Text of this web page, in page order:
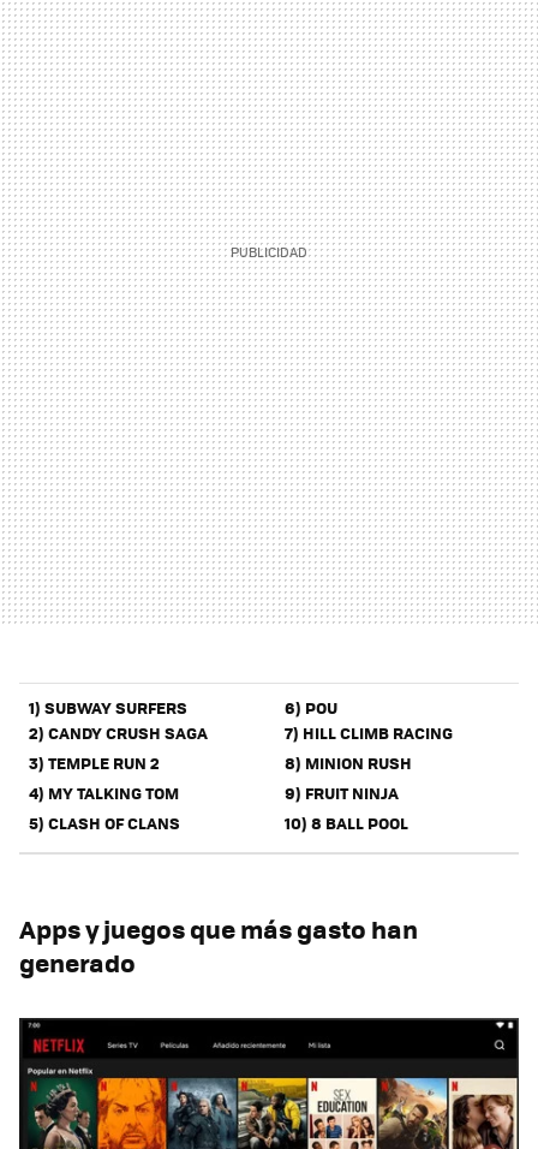
1) SUBWAY SURFERS
2) CANDY CRUSH SAGA
3) TEMPLE RUN 2
4) MY TALKING TOM
5) CLASH OF CLANS
6) POU
7) HILL CLIMB RACING
8) MINION RUSH
9) FRUIT NINJA
10) 8 BALL POOL
Apps y juegos que más gasto han
generado